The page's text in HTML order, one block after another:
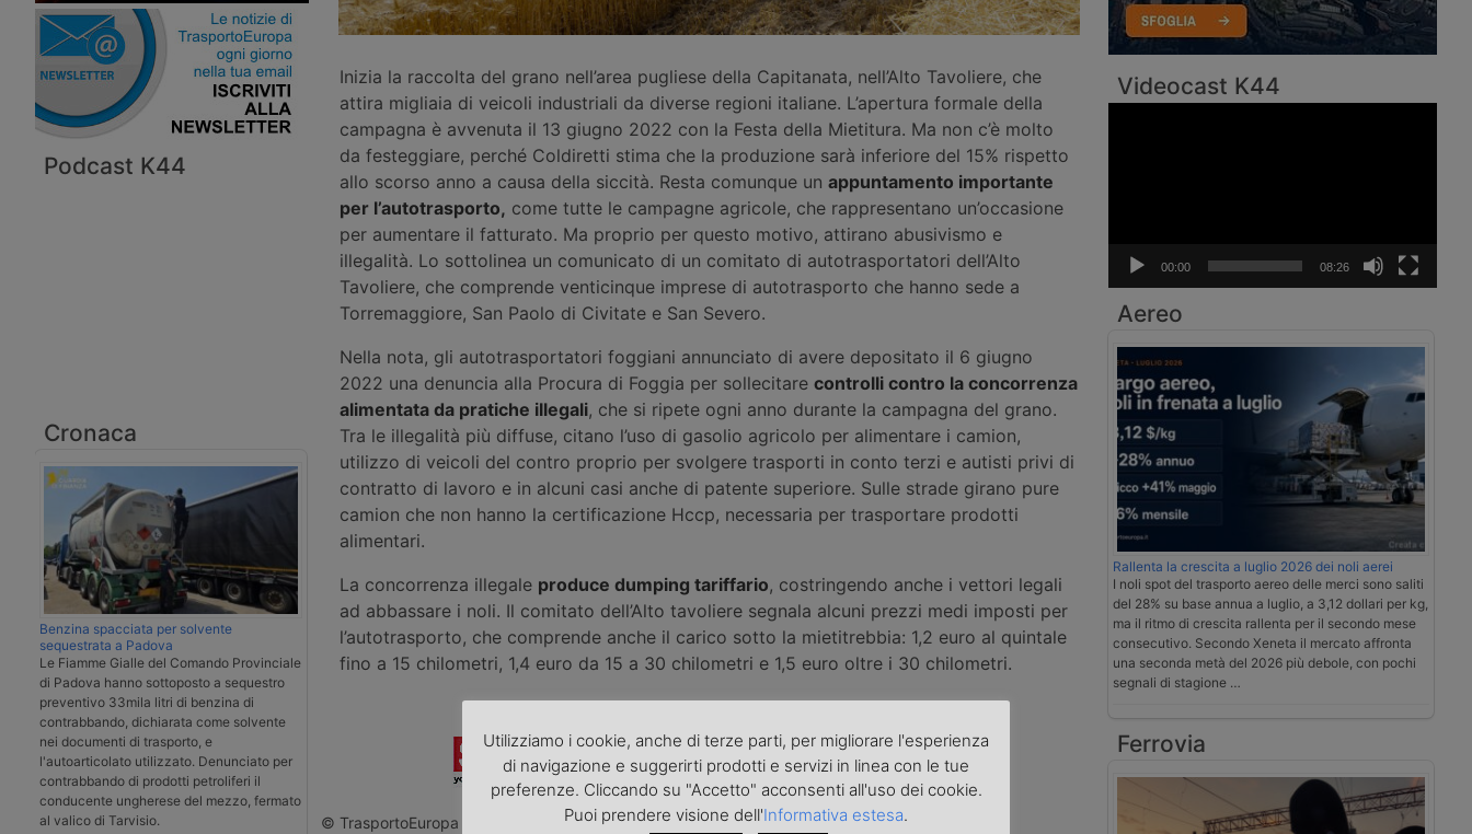
Podcast K44
Cronaca
Benzina spacciata per solvente
sequestrata a Padova
Le Fiamme Gialle del Comando Provinciale
di Padova hanno sottoposto a sequestro
preventivo 33mila litri di benzina di
contrabbando, dichiarata come solvente
nei documenti di trasporto, e
l'autoarticolato utilizzato. Denunciato per
contrabbando di prodotti petroliferi il
conducente ungherese del mezzo, fermato
al valico di Tarvisio.
Inizia la raccolta del grano nell’area pugliese della Capitanata, nell’Alto Tavoliere, che
attira migliaia di veicoli industriali da diverse regioni italiane. L’apertura formale della
campagna è avvenuta il 13 giugno 2022 con la Festa della Mietitura. Ma non c’è molto
da festeggiare, perché Coldiretti stima che la produzione sarà inferiore del 15% rispetto
allo scorso anno a causa della siccità. Resta comunque un appuntamento importante
per l’autotrasporto, come tutte le campagne agricole, che rappresentano un’occasione
per aumentare il fatturato. Ma proprio per questo motivo, attirano abusivismo e
illegalità. Lo sottolinea un comunicato di un comitato di autotrasportatori dell’Alto
Tavoliere, che comprende venticinque imprese di autotrasporto che hanno sede a
Torremaggiore, San Paolo di Civitate e San Severo.
Nella nota, gli autotrasportatori foggiani annunciato di avere depositato il 6 giugno
2022 una denuncia alla Procura di Foggia per sollecitare controlli contro la concorrenza
alimentata da pratiche illegali, che si ripete ogni anno durante la campagna del grano.
Tra le illegalità più diffuse, citano l’uso di gasolio agricolo per alimentare i camion,
utilizzo di veicoli del contro proprio per svolgere trasporti in conto terzi e autisti privi di
contratto di lavoro e in alcuni casi anche di patente superiore. Sulle strade girano pure
camion che non hanno la certificazione Hccp, necessaria per trasportare prodotti
alimentari.
La concorrenza illegale produce dumping tariffario, costringendo anche i vettori legali
ad abbassare i noli. Il comitato dell’Alto tavoliere segnala alcuni prezzi medi imposti per
l’autotrasporto, che comprende anche il carico sotto la mietitrebbia: 1,2 euro al quintale
fino a 15 chilometri, 1,4 euro da 15 a 30 chilometri e 1,5 euro oltre i 30 chilometri.
© TrasportoEuropa - Riproduzione riservata - Foto di repertorio
Videocast K44
00:00 08:26
Aereo
Rallenta la crescita a luglio 2026 dei noli aerei
I noli spot del trasporto aereo delle merci sono saliti
del 28% su base annua a luglio, a 3,12 dollari per kg,
ma il ritmo di crescita rallenta per il secondo mese
consecutivo. Secondo Xeneta il mercato affronta
una seconda metà del 2026 più debole, con pochi
segnali di stagione …
Ferrovia
Utilizziamo i cookie, anche di terze parti, per migliorare l'esperienza
di navigazione e suggerirti prodotti e servizi in linea con le tue
preferenze. Cliccando su "Accetto" acconsenti all'uso dei cookie.
Puoi prendere visione dell'Informativa estesa.